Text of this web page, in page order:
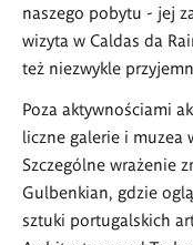
naszego pobytu - jej
wizyta w Caldas da
też niezwykle
Poza aktywnościami
liczne galerie i muzea
Szczególne wrażenie
Gulbenkian, gdzie
sztuki portugalskich